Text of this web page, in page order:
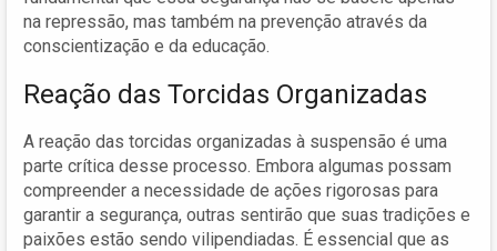
na repressão, mas também na prevenção através da
conscientização e da educação.
Reação das Torcidas Organizadas
A reação das torcidas organizadas à suspensão é uma
parte crítica desse processo. Embora algumas possam
compreender a necessidade de ações rigorosas para
garantir a segurança, outras sentirão que suas tradições e
paixões estão sendo vilipendiadas. É essencial que as